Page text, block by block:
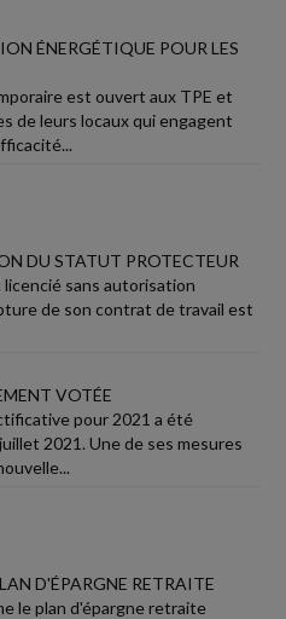
ÉNERGÉTIQUE POUR LES
est ouvert aux TPE et
de leurs locaux qui engagent
DU STATUT PROTECTEUR
sans autorisation
de son contrat de travail est
VOTÉE
pour 2021 a été
2021. Une de ses mesures
D'ÉPARGNE RETRAITE
le plan d'épargne retraite